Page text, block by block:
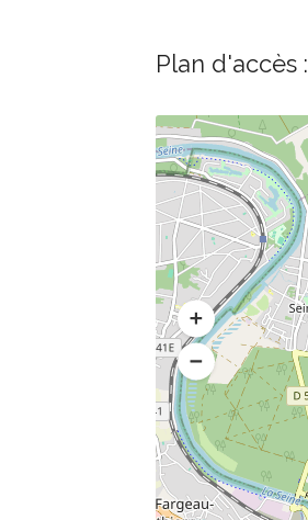
Plan d'accès :